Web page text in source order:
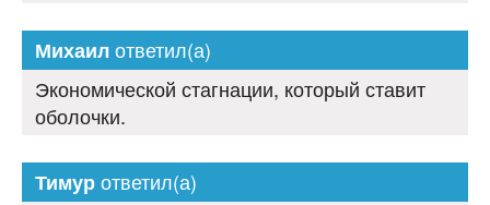
Михаилответил(а)
Экономической стагнации, который ставит
оболочки.
Тимурответил(а)